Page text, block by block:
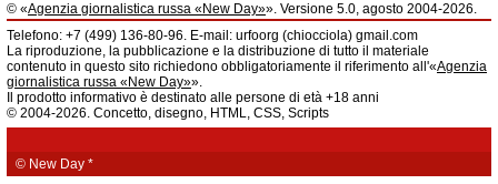
© «Agenzia giornalistica russa «New Day»». Versione 5.0, agosto 2004-2026.
Informazioni
Agenzia giornalistica russa «New Day» registrata dal Servizio federale di
telecomunicazioni, tecnologie informatiche e mass media della Federazione
Russa. Certificato di registrazione dei mass media: EL № FS 77 - 61044 del 5
marzo 2015.
Fondatore: «New Day» S.r.l., indirizzo di redazione: 620014, città di
Ekaterinburgo, via Radišev, pal.6, scala «А», uff. 1104.
fornisce informazioni.
Telefono: +7 (499) 136-80-96. E-mail: urfoorg (chiocciola) gmail.com
La riproduzione, la pubblicazione e la distribuzione di tutto il materiale
contenuto in questo sito richiedono obbligatoriamente il riferimento all'«Agenzia
giornalistica russa «New Day»».
Il prodotto informativo è destinato alle persone di età +18 anni
© 2004-2026. Concetto, disegno, HTML, CSS, Scripts
© New Day *